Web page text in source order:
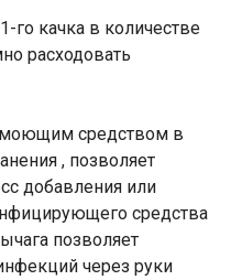
го качка в количестве
расходовать
моющим средством в
, позволяет
добавления или
средства
позволяет
через руки